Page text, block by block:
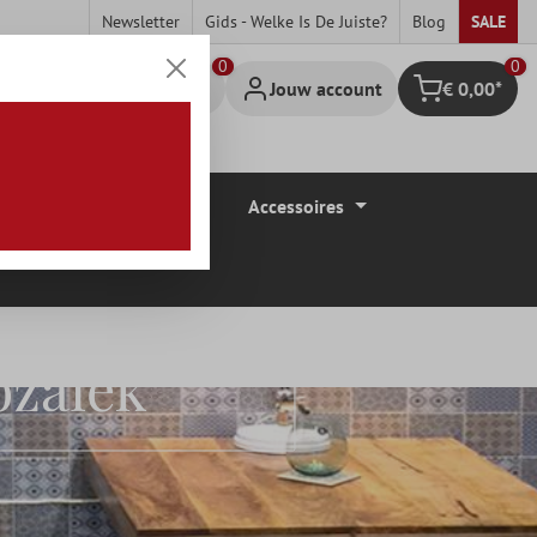
Newsletter Gids - Welke Is De Juiste? Blog SALE
Jouw account Winkelmandje
0
€ 0,00*
Accessoires